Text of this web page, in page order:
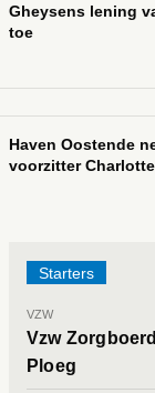
Gheysens lening
toe
Haven Oostende
voorzitter
Starters
VZW
Vzw
Ploeg